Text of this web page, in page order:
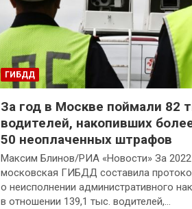
ГИБДД
За год в Москве поймали 82
водителей, накопивших
50 неоплаченных штрафов
Максим Блинов/РИА «Новости» За 2022
московская ГИБДД составила
о неисполнении административного
в отношении 139,1 тыс. водителей,…